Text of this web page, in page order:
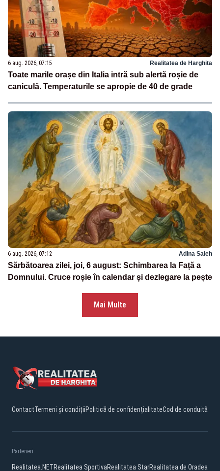
6 aug. 2026, 07:15 Realitatea de Harghita
Toate marile orașe din Italia intră sub alertă roșie de
caniculă. Temperaturile se apropie de 40 de grade
6 aug. 2026, 07:12 Adina Saleh
Sărbătoarea zilei, joi, 6 august: Schimbarea la Față a
Domnului. Cruce roșie în calendar și dezlegare la pește
Mai Multe
ContactTermeni și condițiiPolitică de confidențialitateCod de conduită
Parteneri:
Realitatea.NETRealitatea SportivaRealitatea StarRealitatea de Oradea